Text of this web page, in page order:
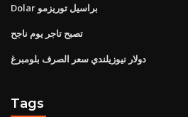
Dolar براسيل توريزمو
تصبح تاجر يوم ناجح
دولار نيوزيلندي سعر الصرف بلومبرغ
Tags